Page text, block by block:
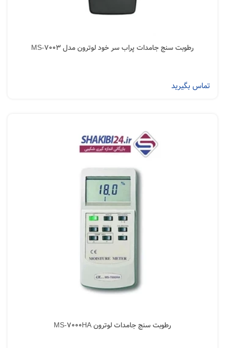
رطوبت سنج جامدات پراب سر خود لوترون مدل MS-7003
تماس بگیرید
رطوبت سنج جامدات لوترون MS-7000HA